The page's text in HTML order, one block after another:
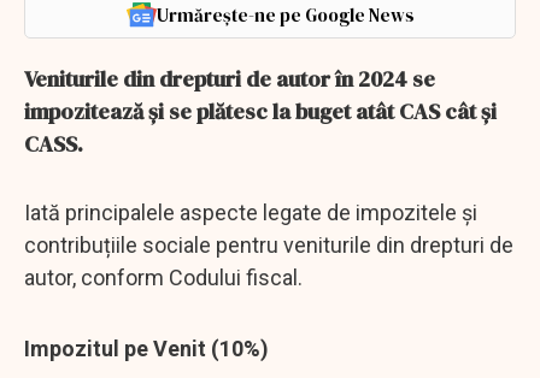
Urmărește-ne pe Google News
Veniturile din drepturi de autor în 2024 se
impozitează și se plătesc la buget atât CAS cât și
CASS.
Iată principalele aspecte legate de impozitele și
contribuțiile sociale pentru veniturile din drepturi de
autor, conform Codului fiscal.
Impozitul pe Venit (10%)